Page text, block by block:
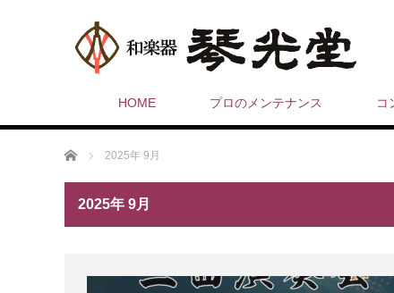
HOME プロのメンテナンス コ
ホーム 2025年 9月
2025年 9月